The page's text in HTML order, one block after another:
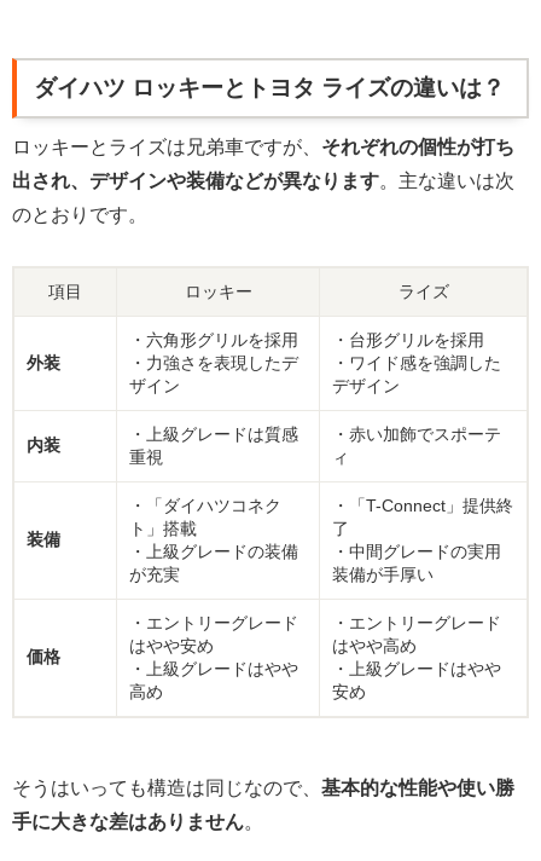
ダイハツ ロッキーとトヨタ ライズの違いは？
ロッキーとライズは兄弟車ですが、 それぞれの個性が打ち
出され、デザインや装備などが異なります。主な違いは次
のとおりです。
項目 ロッキー ライズ
外装
・六角形グリルを採用
・力強さを表現したデ
ザイン
・台形グリルを採用
・ワイド感を強調した
デザイン
内装
・上級グレードは質感
重視
・赤い加飾でスポーテ
ィ
装備
・「ダイハツコネク
ト」搭載
・上級グレードの装備
が充実
・「T-Connect」提供終
了
・中間グレードの実用
装備が手厚い
価格
・エントリーグレード
はやや安め
・上級グレードはやや
高め
・エントリーグレード
はやや高め
・上級グレードはやや
安め
そうはいっても構造は同じなので、 基本的な性能や使い勝
手に大きな差はありません。